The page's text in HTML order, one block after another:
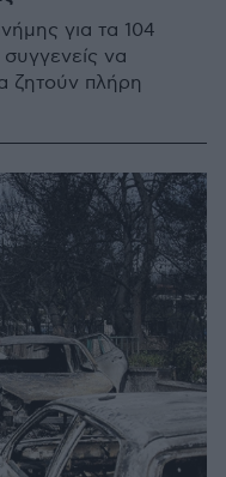
για τα 104
να
ζητούν πλήρη